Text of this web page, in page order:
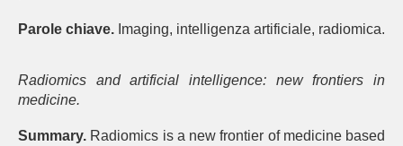
Parole chiave. Imaging, intelligenza artificiale, radiomica.
Radiomics and artificial intelligence: new frontiers in
medicine.
Summary. Radiomics is a new frontier of medicine based